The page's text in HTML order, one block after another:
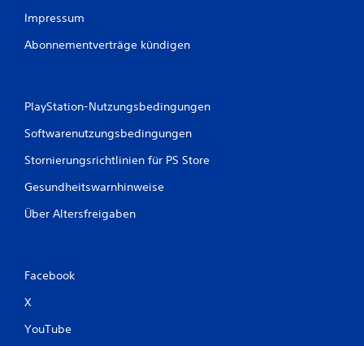
Impressum
Abonnementverträge kündigen
PlayStation-Nutzungsbedingungen
Softwarenutzungsbedingungen
Stornierungsrichtlinien für PS Store
Gesundheitswarnhinweise
Über Altersfreigaben
Facebook
X
YouTube